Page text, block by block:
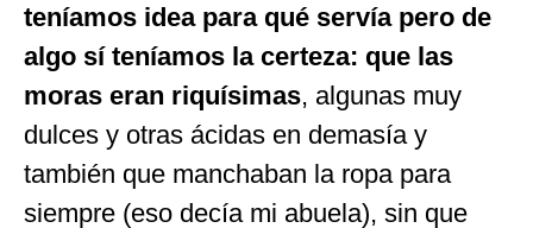
teníamos idea para qué servía pero de
algo sí teníamos la certeza: que las
moras eran riquísimas, algunas muy
dulces y otras ácidas en demasía y
también que manchaban la ropa para
siempre (eso decía mi abuela), sin que